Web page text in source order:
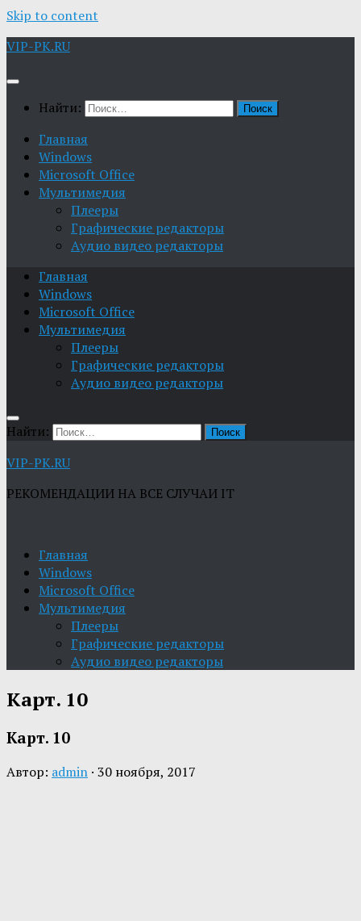
Skip to content
VIP-PK.RU
Найти:
Главная
Windows
Microsoft Office
Мультимедия
Плееры
Графические редакторы
Aудио видео редакторы
Главная
Windows
Microsoft Office
Мультимедия
Плееры
Графические редакторы
Aудио видео редакторы
Найти:
VIP-PK.RU
РЕКОМЕНДАЦИИ НА ВСЕ СЛУЧАИ IT
Главная
Windows
Microsoft Office
Мультимедия
Плееры
Графические редакторы
Aудио видео редакторы
Карт. 10
Карт. 10
Автор: admin · 30 ноября, 2017